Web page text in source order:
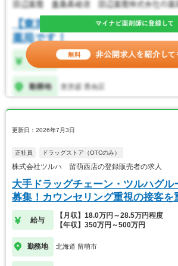
更新日：2026年7月3日
正社員 ドラッグストア（OTCのみ）
株式会社ツルハ 留萌西店の登録販売者の求人
大手ドラッグチェーン・ツルハグル
募集！カウンセリング重視の接客を
給与
【月収】18.0万円～28.5万円程度
【年収】350万円～500万円
勤務地 北海道 留萌市